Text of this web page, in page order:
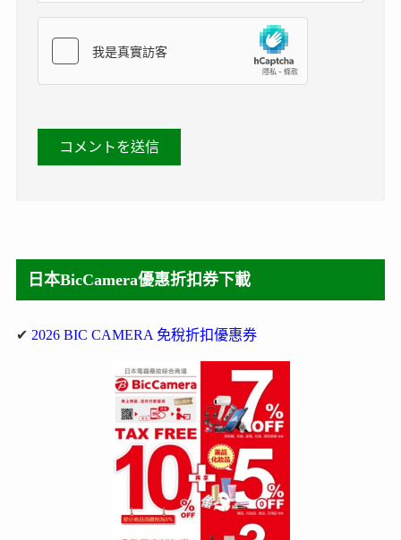
日本BicCamera優惠折扣券下載
✔ 2026 BIC CAMERA 免稅折扣優惠券